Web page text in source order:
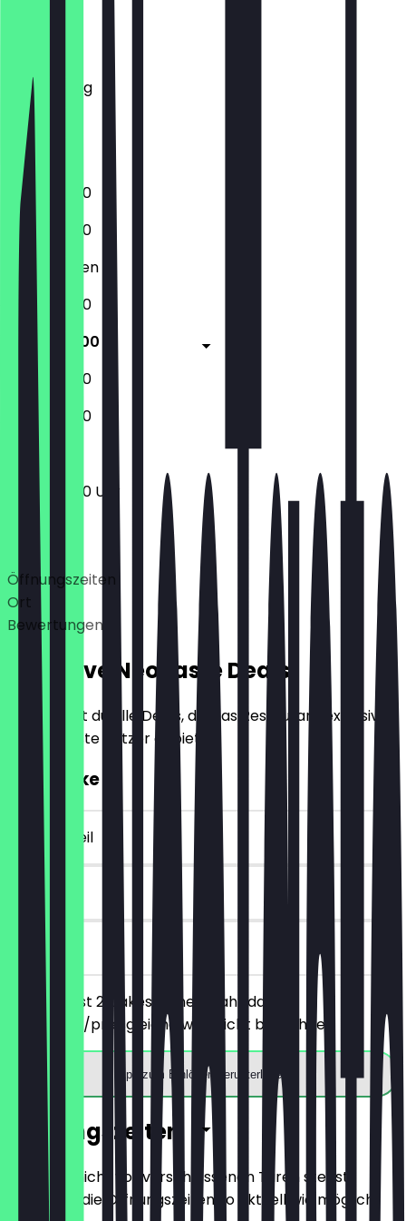
Donnerstag
Freitag
Samstag
Sonntag
10:00 - 18:00
10:00 - 18:00
Geschlossen
10:00 - 18:00
10:00 - 18:00
10:00 - 18:00
10:00 - 18:00
10:00 - 18:00 Uhr
Deals
Öffnungszeiten
Ort
Bewertungen
Exklusive NeoTaste Deals
Hier findest du alle Deals, die das Restaurant exklusiv
für NeoTaste Nutzer anbietet.
2für1 Cake
~4 € Vorteil
90 Tage
vor Ort
Du bestellst 2 Cakes deiner Wahl, das
günstigere/preisgleiche wird nicht berechnet.
App zum Einlösen herunterladen
Öffnungszeiten
Damit du nicht vor verschlossenen Türen stehst,
halten wir die Öffnungszeiten so aktuell wie möglich.